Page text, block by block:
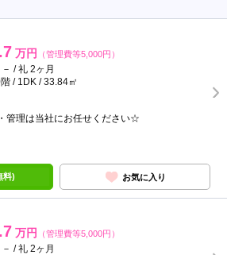
万円 （管理費等5,000円）
/ 礼 2ヶ月
/ 1DK / 33.84㎡
管理は当社にお任せください☆
料) お気に入り
万円 （管理費等5,000円）
/ 礼 2ヶ月